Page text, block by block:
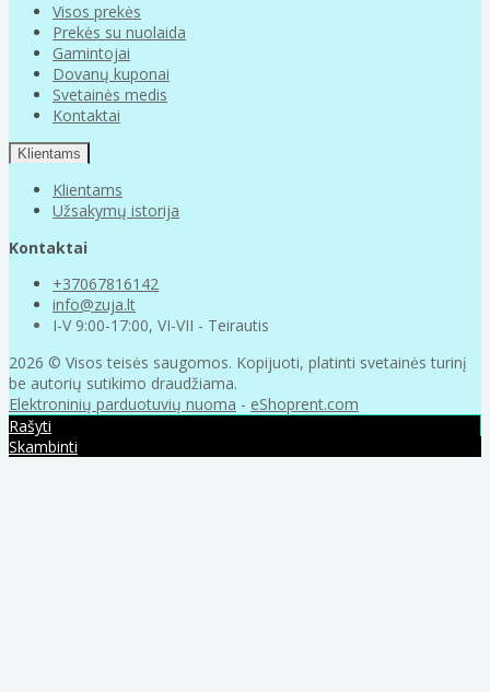
Visos prekės
Prekės su nuolaida
Gamintojai
Dovanų kuponai
Svetainės medis
Kontaktai
Klientams
Klientams
Užsakymų istorija
Kontaktai
+37067816142
info@zuja.lt
I-V 9:00-17:00, VI-VII - Teirautis
2026 © Visos teisės saugomos. Kopijuoti, platinti svetainės turinį
be autorių sutikimo draudžiama.
Elektroninių parduotuvių nuoma - eShoprent.com
Rašyti
Skambinti